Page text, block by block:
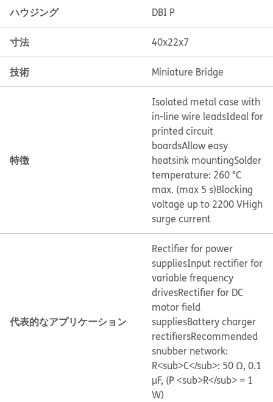
ハウジング DBI P
寸法 40x22x7
技術 Miniature Bridge
特徴
Isolated metal case with
in-line wire leadsIdeal for
printed circuit
boardsAllow easy
heatsink mountingSolder
temperature: 260 °C
max. (max 5 s)Blocking
voltage up to 2200 VHigh
surge current
代表的なアプリケーション
Rectifier for power
suppliesInput rectifier for
variable frequency
drivesRectifier for DC
motor field
suppliesBattery charger
rectifiersRecommended
snubber network:
R<sub>C</sub>: 50 Ω, 0.1
µF, (P <sub>R</sub> = 1
W)